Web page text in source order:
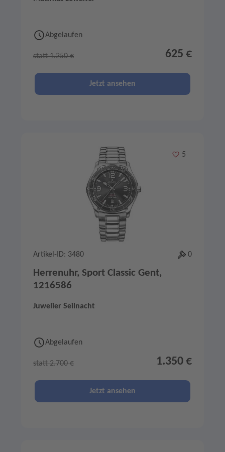
Abgelaufen
statt 1.250 € 625 €
Jetzt ansehen
Merken
5
Artikel-ID: 3480 0
Herrenuhr, Sport Classic Gent,
1216586
Juwelier Seilnacht
Abgelaufen
statt 2.700 € 1.350 €
Jetzt ansehen